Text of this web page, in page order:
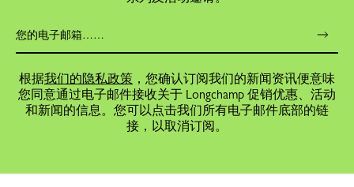
根据我们的隐私政策 ，您确认订阅我们的新闻资讯便意味
您同意通过电子邮件接收关于 Longchamp 促销优惠、活动
和新闻的信息。您可以点击我们所有电子邮件底部的链
接，以取消订阅。